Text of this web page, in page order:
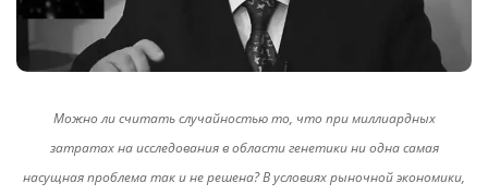
Можно ли считать случайностью то, что при миллиардных
затратах на исследования в области генетики ни одна самая
насущная проблема так и не решена? В условиях рыночной экономики,